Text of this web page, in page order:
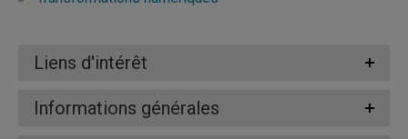
Liens d'intérêt
Informations générales